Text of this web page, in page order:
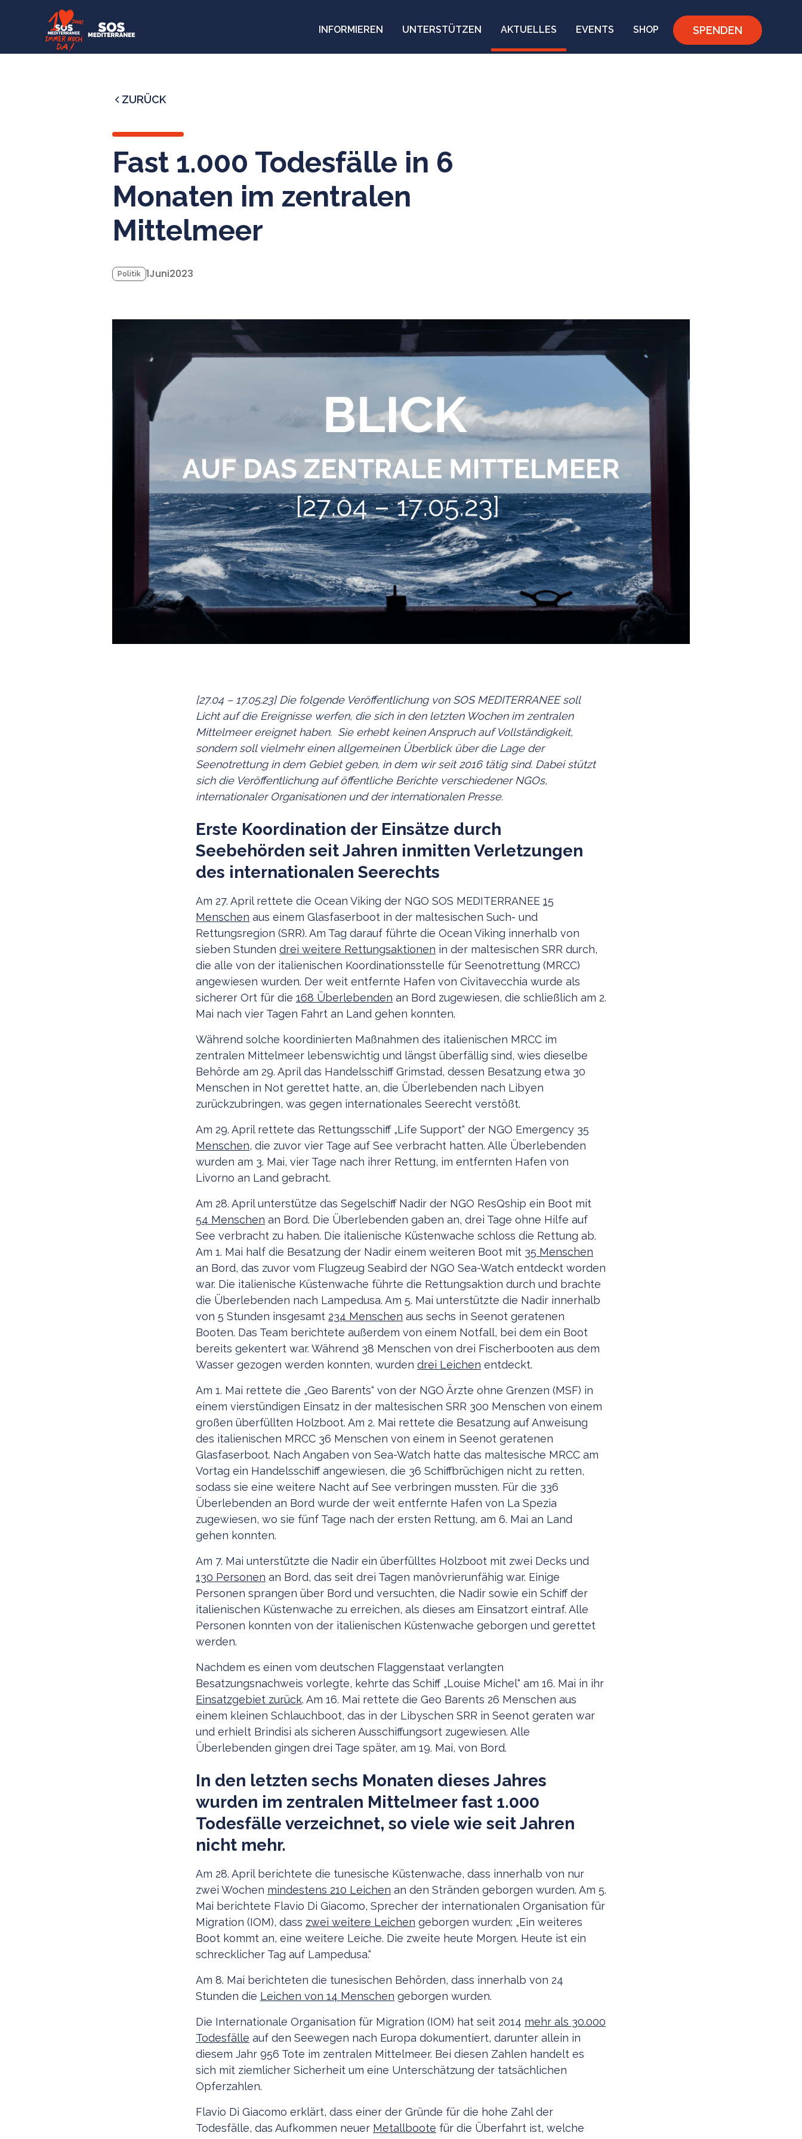
INFORMIEREN UNTERSTÜTZEN AKTUELLES EVENTS SHOP SPENDEN
ZURÜCK
Fast 1.000 Todesfälle in 6
Monaten im zentralen
Mittelmeer
Politik 1Juni2023
[27.04 – 17.05.23] Die folgende Veröffentlichung von SOS MEDITERRANEE soll
Licht auf die Ereignisse werfen, die sich in den letzten Wochen im zentralen
Mittelmeer ereignet haben. Sie erhebt keinen Anspruch auf Vollständigkeit,
sondern soll vielmehr einen allgemeinen Überblick über die Lage der
Seenotrettung in dem Gebiet geben, in dem wir seit 2016 tätig sind. Dabei stützt
sich die Veröffentlichung auf öffentliche Berichte verschiedener NGOs,
internationaler Organisationen und der internationalen Presse.
Erste Koordination der Einsätze durch
Seebehörden seit Jahren inmitten Verletzungen
des internationalen Seerechts
Am 27. April rettete die Ocean Viking der NGO SOS MEDITERRANEE 15
Menschen aus einem Glasfaserboot in der maltesischen Such- und
Rettungsregion (SRR). Am Tag darauf führte die Ocean Viking innerhalb von
sieben Stunden drei weitere Rettungsaktionen in der maltesischen SRR durch,
die alle von der italienischen Koordinationsstelle für Seenotrettung (MRCC)
angewiesen wurden. Der weit entfernte Hafen von Civitavecchia wurde als
sicherer Ort für die 168 Überlebenden an Bord zugewiesen, die schließlich am 2.
Mai nach vier Tagen Fahrt an Land gehen konnten.
Während solche koordinierten Maßnahmen des italienischen MRCC im
zentralen Mittelmeer lebenswichtig und längst überfällig sind, wies dieselbe
Behörde am 29. April das Handelsschiff Grimstad, dessen Besatzung etwa 30
Menschen in Not gerettet hatte, an, die Überlebenden nach Libyen
zurückzubringen, was gegen internationales Seerecht verstößt.
Am 29. April rettete das Rettungsschiff „Life Support“ der NGO Emergency 35
Menschen, die zuvor vier Tage auf See verbracht hatten. Alle Überlebenden
wurden am 3. Mai, vier Tage nach ihrer Rettung, im entfernten Hafen von
Livorno an Land gebracht.
Am 28. April unterstütze das Segelschiff Nadir der NGO ResQship ein Boot mit
54 Menschen an Bord. Die Überlebenden gaben an, drei Tage ohne Hilfe auf
See verbracht zu haben. Die italienische Küstenwache schloss die Rettung ab.
Am 1. Mai half die Besatzung der Nadir einem weiteren Boot mit 35 Menschen
an Bord, das zuvor vom Flugzeug Seabird der NGO Sea-Watch entdeckt worden
war. Die italienische Küstenwache führte die Rettungsaktion durch und brachte
die Überlebenden nach Lampedusa. Am 5. Mai unterstützte die Nadir innerhalb
von 5 Stunden insgesamt 234 Menschen aus sechs in Seenot geratenen
Booten. Das Team berichtete außerdem von einem Notfall, bei dem ein Boot
bereits gekentert war. Während 38 Menschen von drei Fischerbooten aus dem
Wasser gezogen werden konnten, wurden drei Leichen entdeckt.
Am 1. Mai rettete die „Geo Barents“ von der NGO Ärzte ohne Grenzen (MSF) in
einem vierstündigen Einsatz in der maltesischen SRR 300 Menschen von einem
großen überfüllten Holzboot. Am 2. Mai rettete die Besatzung auf Anweisung
des italienischen MRCC 36 Menschen von einem in Seenot geratenen
Glasfaserboot. Nach Angaben von Sea-Watch hatte das maltesische MRCC am
Vortag ein Handelsschiff angewiesen, die 36 Schiffbrüchigen nicht zu retten,
sodass sie eine weitere Nacht auf See verbringen mussten. Für die 336
Überlebenden an Bord wurde der weit entfernte Hafen von La Spezia
zugewiesen, wo sie fünf Tage nach der ersten Rettung, am 6. Mai an Land
gehen konnten.
Am 7. Mai unterstützte die Nadir ein überfülltes Holzboot mit zwei Decks und
130 Personen an Bord, das seit drei Tagen manövrierunfähig war. Einige
Personen sprangen über Bord und versuchten, die Nadir sowie ein Schiff der
italienischen Küstenwache zu erreichen, als dieses am Einsatzort eintraf. Alle
Personen konnten von der italienischen Küstenwache geborgen und gerettet
werden.
Nachdem es einen vom deutschen Flaggenstaat verlangten
Besatzungsnachweis vorlegte, kehrte das Schiff „Louise Michel“ am 16. Mai in ihr
Einsatzgebiet zurück. Am 16. Mai rettete die Geo Barents 26 Menschen aus
einem kleinen Schlauchboot, das in der Libyschen SRR in Seenot geraten war
und erhielt Brindisi als sicheren Ausschiffungsort zugewiesen. Alle
Überlebenden gingen drei Tage später, am 19. Mai, von Bord.
In den letzten sechs Monaten dieses Jahres
wurden im zentralen Mittelmeer fast 1.000
Todesfälle verzeichnet, so viele wie seit Jahren
nicht mehr.
Am 28. April berichtete die tunesische Küstenwache, dass innerhalb von nur
zwei Wochen mindestens 210 Leichen an den Stränden geborgen wurden. Am 5.
Mai berichtete Flavio Di Giacomo, Sprecher der internationalen Organisation für
Migration (IOM), dass zwei weitere Leichen geborgen wurden: „Ein weiteres
Boot kommt an, eine weitere Leiche. Die zweite heute Morgen. Heute ist ein
schrecklicher Tag auf Lampedusa.“
Am 8. Mai berichteten die tunesischen Behörden, dass innerhalb von 24
Stunden die Leichen von 14 Menschen geborgen wurden.
Die Internationale Organisation für Migration (IOM) hat seit 2014 mehr als 30.000
Todesfälle auf den Seewegen nach Europa dokumentiert, darunter allein in
diesem Jahr 956 Tote im zentralen Mittelmeer. Bei diesen Zahlen handelt es
sich mit ziemlicher Sicherheit um eine Unterschätzung der tatsächlichen
Opferzahlen.
Flavio Di Giacomo erklärt, dass einer der Gründe für die hohe Zahl der
Todesfälle, das Aufkommen neuer Metallboote für die Überfahrt ist, welche